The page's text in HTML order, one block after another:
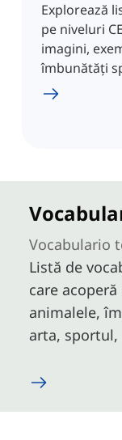
Explorează
pe niveluri
imagini,
îmbunătăți
Vocabulario
Listă de
care
animalele,
arta, sportul,